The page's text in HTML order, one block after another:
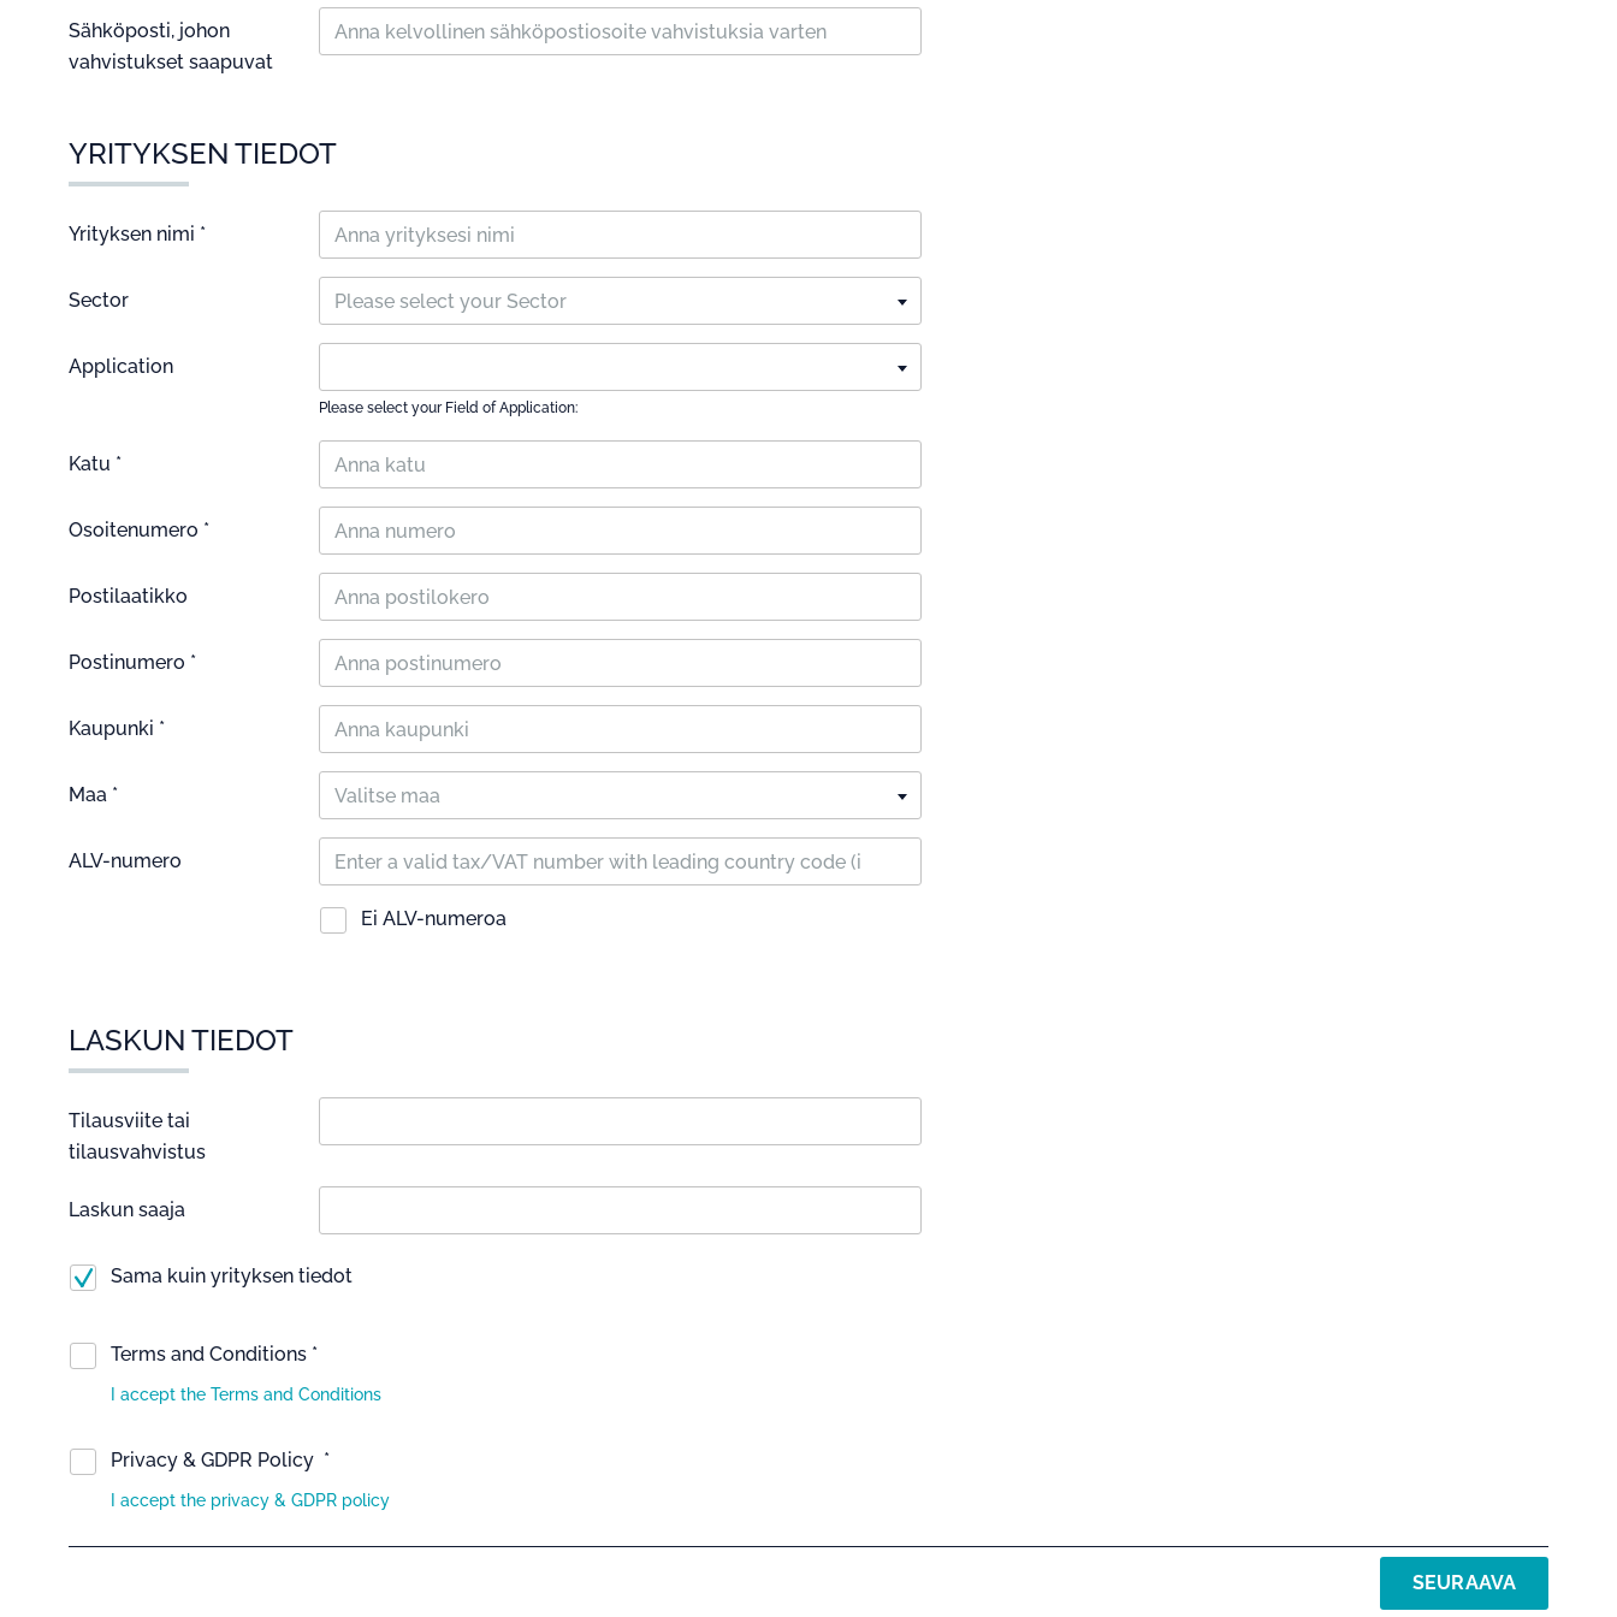
Sähköposti, johon
vahvistukset saapuvat
YRITYKSEN TIEDOT
Yrityksen nimi *
Sector Please select your Sector
Application
Please select your Field of Application:
Katu *
Osoitenumero *
Postilaatikko
Postinumero *
Kaupunki *
Maa * Valitse maa
ALV-numero
Ei ALV-numeroa
LASKUN TIEDOT
Tilausviite tai
tilausvahvistus
Laskun saaja
Sama kuin yrityksen tiedot
Terms and Conditions *
I accept the Terms and Conditions
Privacy & GDPR Policy *
I accept the privacy & GDPR policy
SEURAAVA